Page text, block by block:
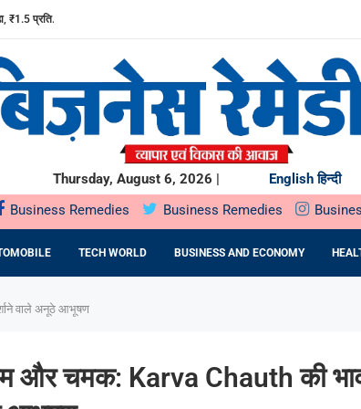
प्रति...
प्रतिशत ASSURED...
THE NEXT GENERATION...
STUDENT FOUNDER SHOULD MASTER
वर्ष 2026 -27...
वर्ष 2027...
Thursday, August 6, 2026 | English हिन्दी
Business Remedies Business Remedies
TECH WORLD BUSINESS AND ECONOMY
वाले अनूठे आभूषण
और चमक: Karva Chauth की